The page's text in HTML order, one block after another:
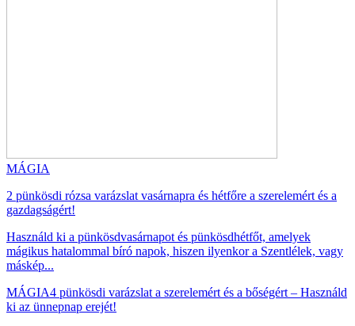
MÁGIA
2 pünkösdi rózsa varázslat vasárnapra és hétfőre a szerelemért és a
gazdagságért!
Használd ki a pünkösdvasárnapot és pünkösdhétfőt, amelyek
mágikus hatalommal bíró napok, hiszen ilyenkor a Szentlélek, vagy
máskép...
MÁGIA4 pünkösdi varázslat a szerelemért és a bőségért – Használd
ki az ünnepnap erejét!